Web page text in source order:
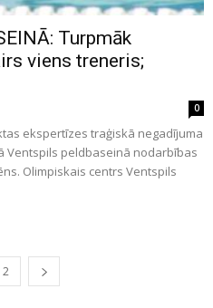
Turpmāk
viens treneris;
0
ekspertīzes traģiskā negadījuma
Ventspils peldbaseinā nodarbības
Olimpiskais centrs Ventspils
2